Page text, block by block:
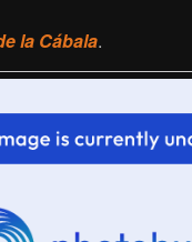
la Cábala.